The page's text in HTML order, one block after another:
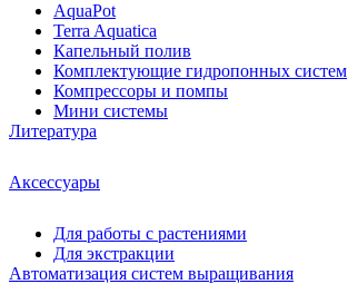
AquaPot
Terra Aquatica
Капельный полив
Комплектующие гидропонных систем
Компрессоры и помпы
Мини системы
Литература
Аксессуары
Для работы с растениями
Для экстракции
Автоматизация систем выращивания